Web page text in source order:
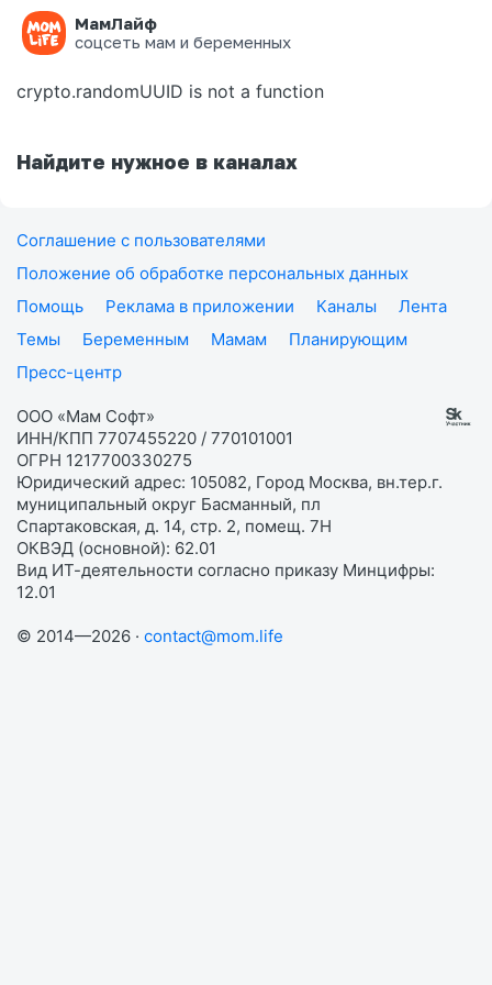
МамЛайф
соцсеть мам и беременных
Ошибка на странице
crypto.randomUUID is not a function
Найдите нужное в каналах
Соглашение с пользователями
Положение об обработке персональных данных
Помощь
Реклама в приложении Каналы
Лента
Темы
Беременным Мамам
Планирующим
Пресс-центр
ООО «Мам Софт»
ИНН/КПП 7707455220 / 770101001
ОГРН 1217700330275
Юридический адрес: 105082, Город Москва, вн.тер.г.
муниципальный округ Басманный, пл
Спартаковская, д. 14, стр. 2, помещ. 7Н
ОКВЭД (основной): 62.01
Вид ИТ-деятельности согласно приказу Минцифры:
12.01
© 2014—2026 · contact@mom.life